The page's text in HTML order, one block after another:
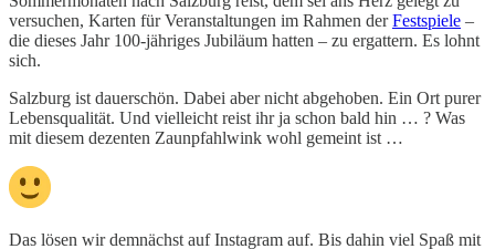
versuchen, Karten für Veranstaltungen im Rahmen derFestspiele –
die dieses Jahr 100-jähriges Jubiläum hatten – zu ergattern. Es lohnt
sich.
Salzburg ist dauerschön. Dabei aber nicht abgehoben. Ein Ort purer
Lebensqualität. Und vielleicht reist ihr ja schon bald hin … ? Was
mit diesem dezenten Zaunpfahlwink wohl gemeint ist …
Das lösen wir demnächst auf Instagram auf. Bis dahin viel Spaß mit